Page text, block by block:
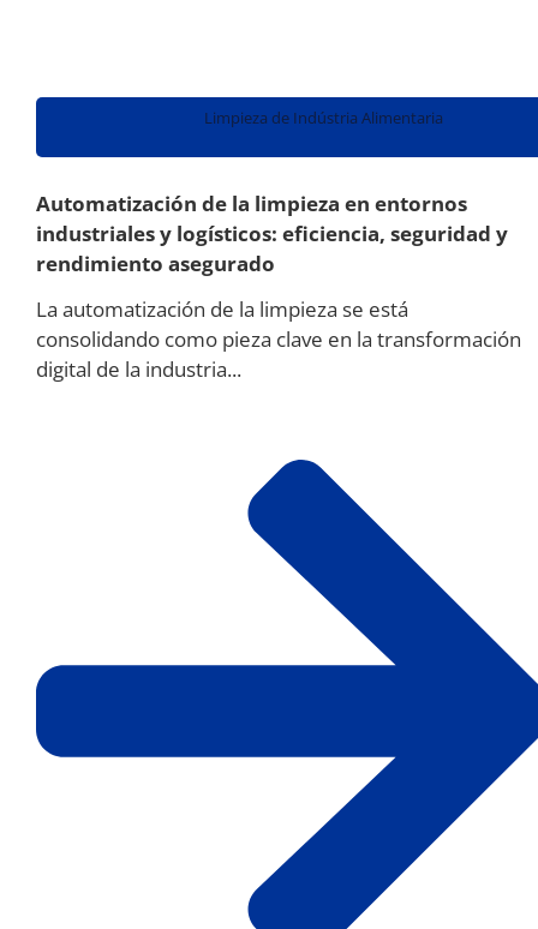
Limpieza de Indústria Alimentaria
Automatización de la limpieza en entornos
industriales y logísticos: eficiencia, seguridad y
rendimiento asegurado
La automatización de la limpieza se está
consolidando como pieza clave en la transformación
digital de la industria...